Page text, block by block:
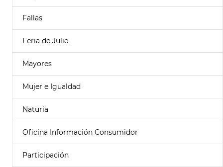
Fallas
Feria de Julio
Mayores
Mujer e Igualdad
Naturia
Oficina Información Consumidor
Participación